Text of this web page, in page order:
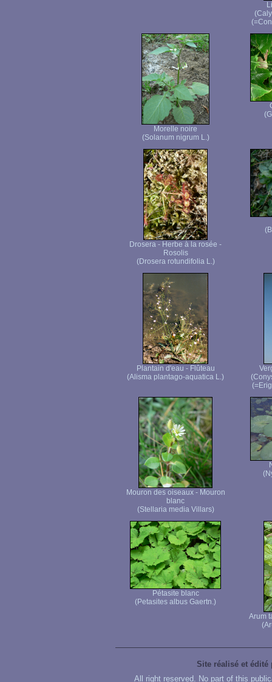
Morelle noire
(Solanum nigrum L.)
Drosera - Herbe à la rosée -
Rosolis
(Drosera rotundifolia L.)
Plantain d'eau - Flûteau
(Alisma plantago-aquatica L.)
Mouron des oiseaux - Mouron
blanc
(Stellaria media Villars)
Pétasite blanc
(Petasites albus Gaertn.)
Arum
Site réalisé et édité
All right reserved. No part of this